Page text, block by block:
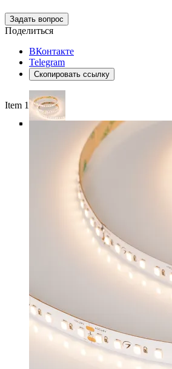
Задать вопрос
Поделиться
ВКонтакте
Telegram
Скопировать ссылку
Item 1 of 5